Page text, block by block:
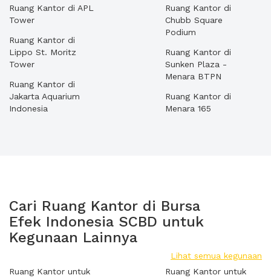
Ruang Kantor di APL
Tower
Ruang Kantor di
Lippo St. Moritz
Tower
Ruang Kantor di
Jakarta Aquarium
Indonesia
Ruang Kantor di
Chubb Square
Podium
Ruang Kantor di
Sunken Plaza -
Menara BTPN
Ruang Kantor di
Menara 165
Cari Ruang Kantor di Bursa
Efek Indonesia SCBD untuk
Kegunaan Lainnya
Lihat semua kegunaan
Ruang Kantor untuk
Ruang Kantor untuk